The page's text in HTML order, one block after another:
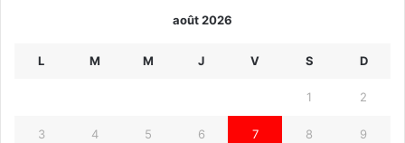
août 2026
L M M J V S D
1 2
3 4 5 6 7 8 9